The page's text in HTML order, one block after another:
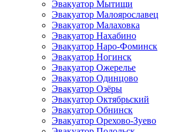
Эвакуатор Мытищи
Эвакуатор Малоярославец
Эвакуатор Малаховка
Эвакуатор Нахабино
Эвакуатор Наро-Фоминск
Эвакуатор Ногинск
Эвакуатор Ожерелье
Эвакуатор Одинцово
Эвакуатор Озёры
Эвакуатор Октябрьский
Эвакуатор Обнинск
Эвакуатор Орехово-Зуево